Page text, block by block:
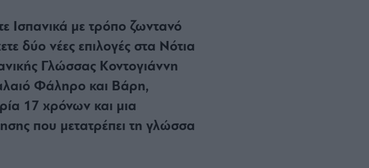
Ισπανικά με τρόπο ζωντανό
δύο νέες επιλογές στα Νότια
Γλώσσας Κοντογιάννη
Φάληρο και Βάρη,
17 χρόνων και μια
που μετατρέπει τη γλώσσα